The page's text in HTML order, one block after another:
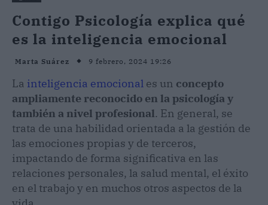
Contigo Psicología explica qué
es la inteligencia emocional
Marta Suárez 9 febrero, 2024 19:26
La inteligencia emocional es un concepto
ampliamente reconocido en la psicología y
también a nivel profesional. En general, se
trata de una habilidad orientada a la gestión de
las emociones propias y de terceros,
impactando de forma significativa en las
relaciones personales, la salud mental, el éxito
en el trabajo y en muchos otros aspectos de la